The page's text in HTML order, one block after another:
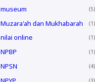
museum 5
Muzara'ah dan Mukhabarah 1
nilai online 1
NPBP 1
NPSN 4
3